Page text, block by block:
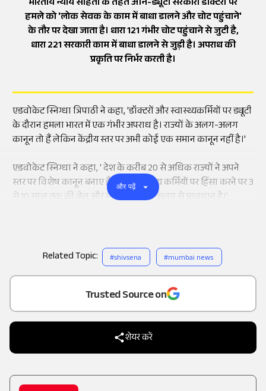
Add
as a
Trusted Source on
शेयर करें
भारतीय न्याय संहिता के तहत ऑन-ड्यूटी सरकारी डॉक्टरों पर
हमले को 'लोक सेवक के काम में बाधा डालने और चोट पहुंचाने'
के तौर पर देखा जाता है। धारा 121 गंभीर चोट पहुंचाने से जुटी है,
धारा 221 सरकारी काम में बाधा डालने से जुड़ी है। अपराध की
प्रकृति पर निर्भर करती है।
एडवोकेट स्निग्धा त्रिपाठी ने कहा, 'डॉक्टरों और स्वास्थ्यकर्मियों पर ड्यूटी
के दौरान हमला भारत में एक गंभीर अपराध है। राज्यों के अलग-अलग
कानून तो हैं लेकिन केंद्रीय स्तर पर अभी कोई एक समान कानून नहीं है।'
एडवोकेट स्निग्धा ने कहा, ' देश के करीब 20 से अधिक राज्यों ने अपने
स्तर पर विशेष कानून बनाए हैं, जिनमें स्वास्थ्य कर्मियों पर हिंसा करने पर 3
से 10 साल तक की जेल और भारी जुर्माने का अलग से प्रावधान है।'
और पढ़ें
Related Topic: #shivsena #mumbai news